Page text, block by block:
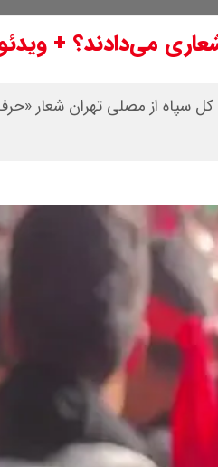
می‌دادند؟ +
سپاه از مصلی تهران شعار «حرف